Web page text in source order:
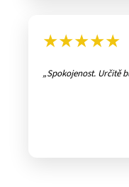
★★★★★
Spokojenost. Určitě